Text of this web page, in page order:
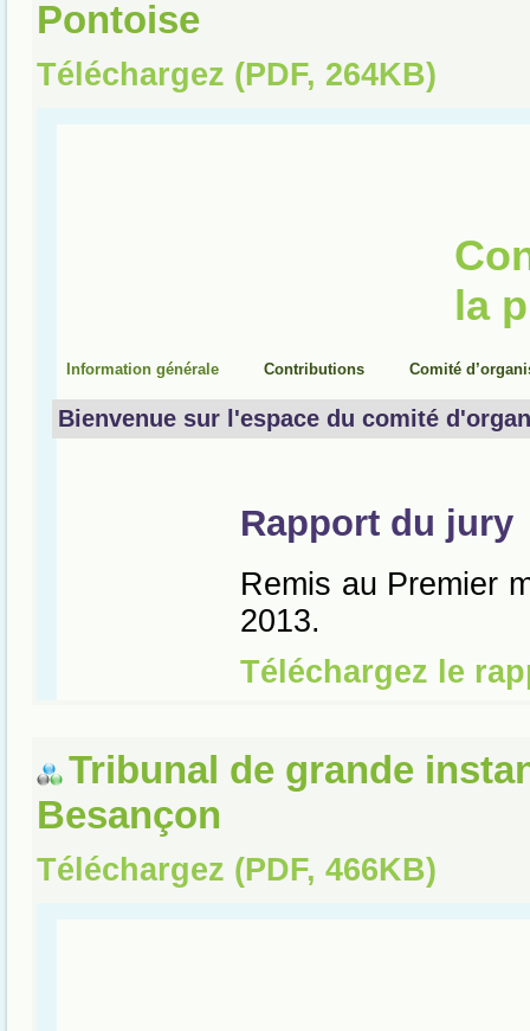
Pontoise
Téléchargez (PDF, 264KB)
Tribunal de grande
Besançon
Téléchargez (PDF, 466KB)